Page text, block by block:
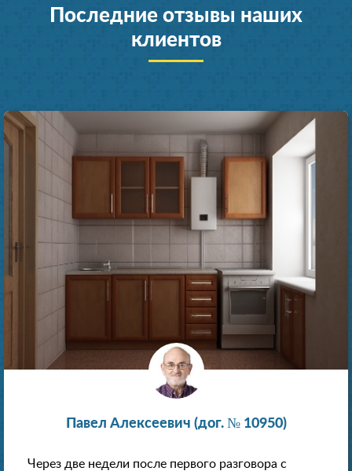
Последние отзывы наших
клиентов
Павел Алексеевич (дог. № 10950)
Через две недели после первого разговора с